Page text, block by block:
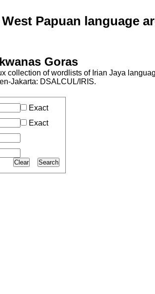
Papuan language
Goras
collection of wordlists of Irian Jaya
Jakarta: DSALCUL/IRIS.
Exact
Exact
Search
Clear